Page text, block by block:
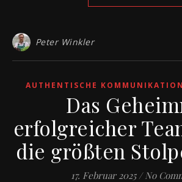
Peter Winkler
AUTHENTISCHE
Das
erfolgreicher
die größten
17. Februar 2025 / No